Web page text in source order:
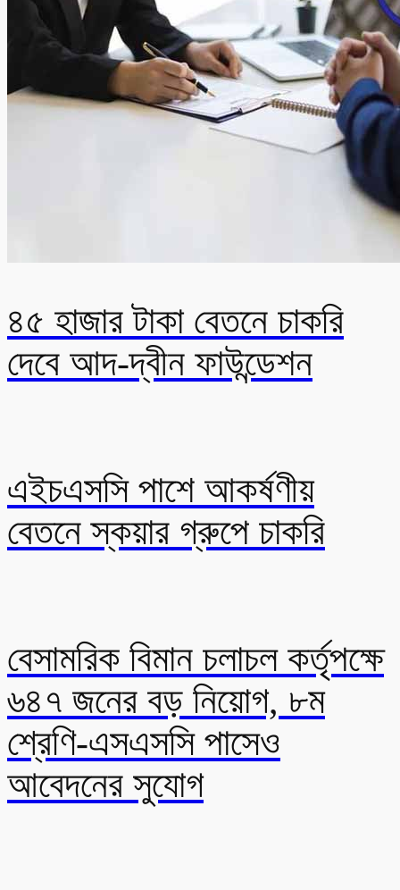
৪৫ হাজার টাকা বেতনে চাকরি
দেবে আদ-দ্বীন ফাউন্ডেশন
এইচএসসি পাশে আকর্ষণীয়
বেতনে স্কয়ার গ্রুপে চাকরি
বেসামরিক বিমান চলাচল কর্তৃপক্ষে
৬৪৭ জনের বড় নিয়োগ, ৮ম
শ্রেণি-এসএসসি পাসেও
আবেদনের সুযোগ